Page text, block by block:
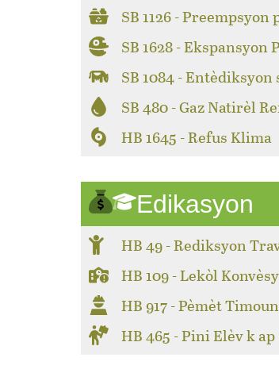
SB 1126 -
SB 1628 -
SB 1084 -
SB 480 - Gaz Natirèl
HB 1645 - Refus Klima
Edikasyon
HB 49 - Rediksyon
HB 109 - Lekòl
HB 917 - Pèmèt
HB 465 - Pini Elèv k